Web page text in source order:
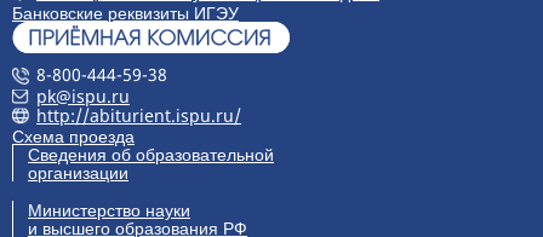
Банковские реквизиты ИГЭУ
8-800-444-59-38
pk@ispu.ru
http://abiturient.ispu.ru/
Схема проезда
Сведения об образовательной
организации
Министерство науки
и высшего образования РФ